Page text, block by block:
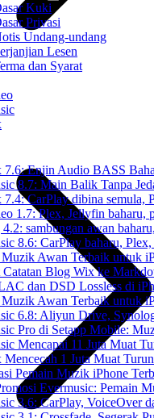
Kuki
Privasi
Undang-undang
Lesen
dan Syarat
7.6: Enjin Audio BASS
8.7: Main Balik Tanpa
7.4: CarPlay dibina semula,
1.7: Plex, Jellyfin baharu,
sambungan awan
8.6: CarPlay baharu,
Muzik Awan Terbaik untuk
Catatan Blog Wix ke
dan DSD Lossless di
Muzik Awan Terbaik untuk
6.8: Aliyun Drive,
Pro di Setapp Mobile:
Mencapai 11 Juta Muat
Mencecah 1 Juta Muat
Pemain Muzik iPhone
Evermusic: Pemain
3.6: CarPlay, VoiceOver